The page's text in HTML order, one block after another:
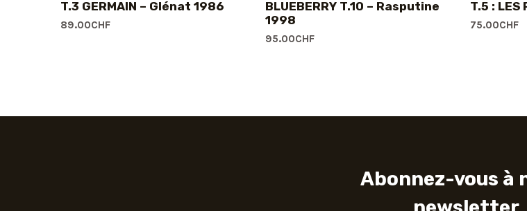
T.3 GERMAIN – Glénat 1986
89.00CHF
BLUEBERRY T.10 – Rasputine
1998
95.00CHF
T.5 : LES
75.00CHF
Abonnez-vous à